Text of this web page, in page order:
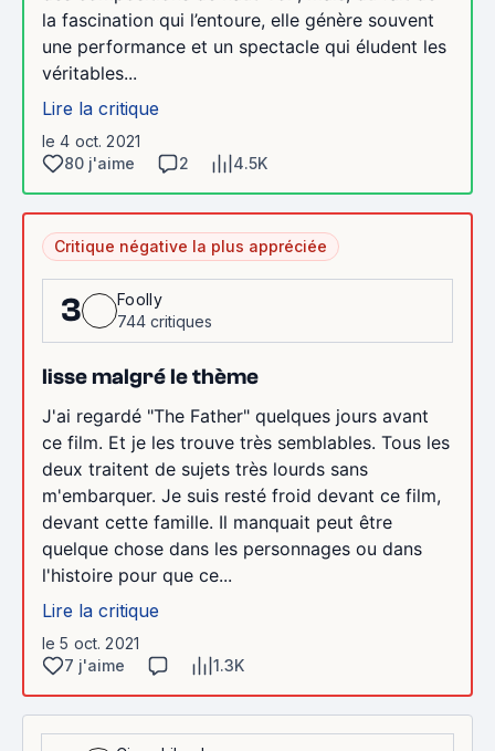
la fascination qui l’entoure, elle génère souvent
une performance et un spectacle qui éludent les
véritables...
Lire la critique
le 4 oct. 2021
80 j'aime
2 4.5K
Critique négative la plus appréciée
3
Foolly
744 critiques
lisse malgré le thème
J'ai regardé "The Father" quelques jours avant
ce film. Et je les trouve très semblables. Tous les
deux traitent de sujets très lourds sans
m'embarquer. Je suis resté froid devant ce film,
devant cette famille. Il manquait peut être
quelque chose dans les personnages ou dans
l'histoire pour que ce...
Lire la critique
le 5 oct. 2021
7 j'aime
1.3K